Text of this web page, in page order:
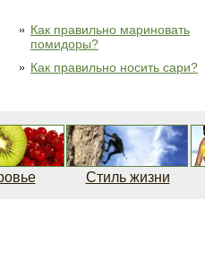
Как правильно мариновать
помидоры?
Как правильно носить сари?
Стиль жизни